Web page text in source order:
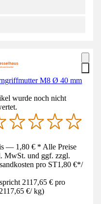
M8 Ø 40 mm
wurde noch nicht
— 1,80 € * Alle Preise
MwSt. und ggf. zzgl.
pro ST1,80 €*/
2117,65 € pro
2117,65 €/ kg)